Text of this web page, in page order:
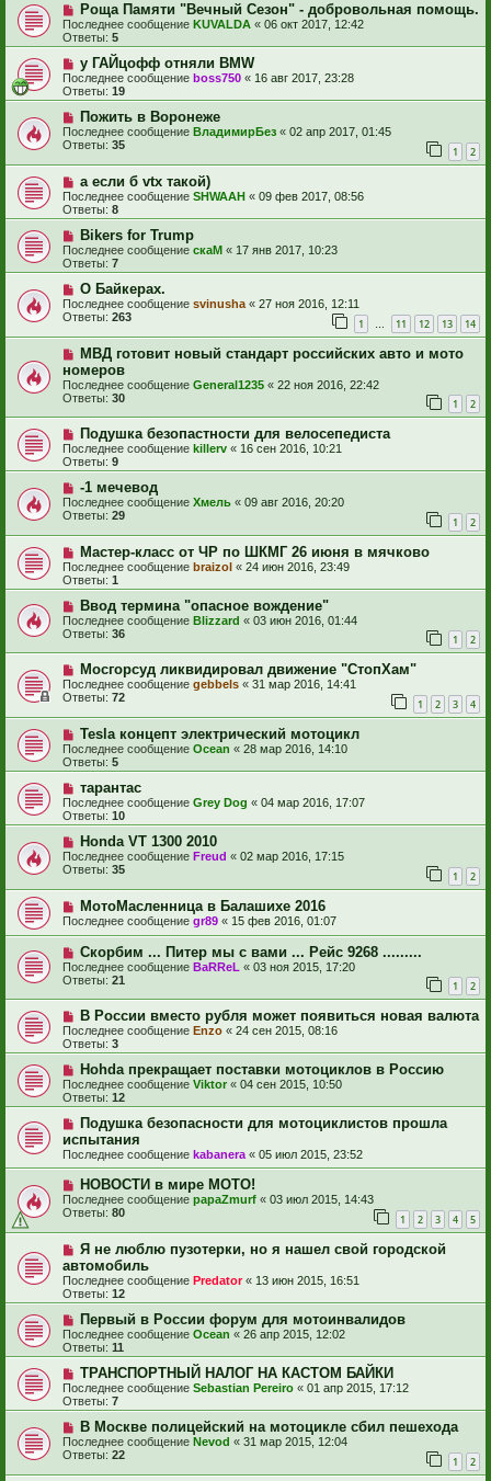
Роща Памяти "Вечный Сезон" - добровольная помощь.
Последнее сообщение KUVALDA « 06 окт 2017, 12:42
Ответы: 5
у ГАЙцофф отняли BMW
Последнее сообщение boss750 « 16 авг 2017, 23:28
Ответы: 19
Пожить в Воронеже
Последнее сообщение ВладимирБез « 02 апр 2017, 01:45
Ответы: 35 1 2
а если б vtx такой)
Последнее сообщение SHWAAH « 09 фев 2017, 08:56
Ответы: 8
Bikers for Trump
Последнее сообщение скаМ « 17 янв 2017, 10:23
Ответы: 7
О Байкерах.
Последнее сообщение svinusha « 27 ноя 2016, 12:11
Ответы: 263 1 … 11 12 13 14
МВД готовит новый стандарт российских авто и мото
номеров
Последнее сообщение General1235 « 22 ноя 2016, 22:42
Ответы: 30 1 2
Подушка безопастности для велосепедиста
Последнее сообщение killerv « 16 сен 2016, 10:21
Ответы: 9
-1 мечевод
Последнее сообщение Хмель « 09 авг 2016, 20:20
Ответы: 29 1 2
Мастер-класс от ЧР по ШКМГ 26 июня в мячково
Последнее сообщение braizol « 24 июн 2016, 23:49
Ответы: 1
Ввод термина "опасное вождение"
Последнее сообщение Blizzard « 03 июн 2016, 01:44
Ответы: 36 1 2
Мосгорсуд ликвидировал движение "СтопХам"
Последнее сообщение gebbels « 31 мар 2016, 14:41
Ответы: 72 1 2 3 4
Tesla концепт электрический мотоцикл
Последнее сообщение Ocean « 28 мар 2016, 14:10
Ответы: 5
тарантас
Последнее сообщение Grey Dog « 04 мар 2016, 17:07
Ответы: 10
Honda VT 1300 2010
Последнее сообщение Freud « 02 мар 2016, 17:15
Ответы: 35 1 2
МотоМасленница в Балашихе 2016
Последнее сообщение gr89 « 15 фев 2016, 01:07
Скорбим ... Питер мы с вами ... Рейс 9268 .........
Последнее сообщение BaRReL « 03 ноя 2015, 17:20
Ответы: 21 1 2
В России вместо рубля может появиться новая валюта
Последнее сообщение Enzo « 24 сен 2015, 08:16
Ответы: 3
Hohda прекращает поставки мотоциклов в Россию
Последнее сообщение Viktor « 04 сен 2015, 10:50
Ответы: 12
Подушка безопасности для мотоциклистов прошла
испытания
Последнее сообщение kabanera « 05 июл 2015, 23:52
НОВОСТИ в мире МОТО!
Последнее сообщение papaZmurf « 03 июл 2015, 14:43
Ответы: 80 1 2 3 4 5
Я не люблю пузотерки, но я нашел свой городской
автомобиль
Последнее сообщение Predator« 13 июн 2015, 16:51
Ответы: 12
Первый в России форум для мотоинвалидов
Последнее сообщение Ocean « 26 апр 2015, 12:02
Ответы: 11
ТРАНСПОРТНЫЙ НАЛОГ НА КАСТОМ БАЙКИ
Последнее сообщение Sebastian Pereiro « 01 апр 2015, 17:12
Ответы: 7
В Москве полицейский на мотоцикле сбил пешехода
Последнее сообщение Nevod « 31 мар 2015, 12:04
Ответы: 22 1 2